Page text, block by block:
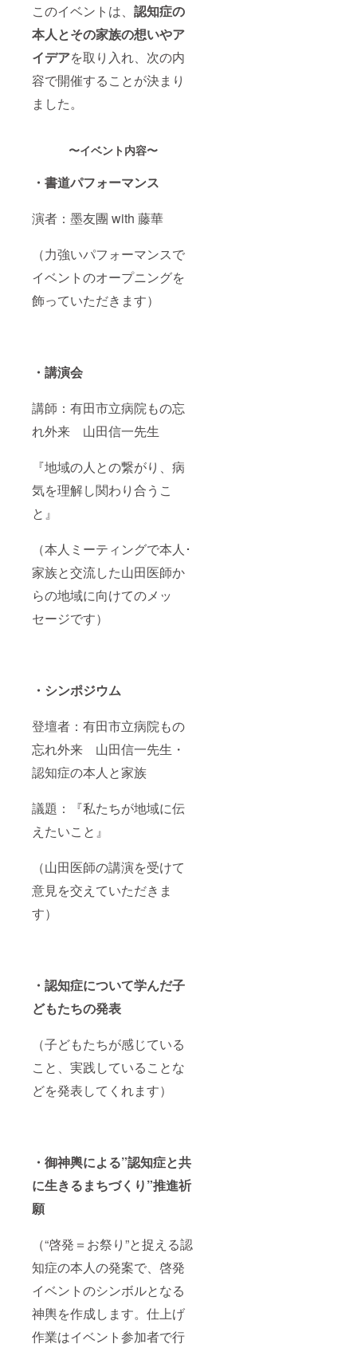
このイベントは、 認知症の
本人とその家族の想いやア
イデアを取り入れ、次の内
容で開催することが決まり
ました。
〜イベント内容〜
・書道パフォーマンス
演者：墨友團 with 藤華
（力強いパフォーマンスで
イベントのオープニングを
飾っていただきます）
・講演会
講師：有田市立病院もの忘
れ外来 山田信一先生
『地域の人との繋がり、病
気を理解し関わり合うこ
と』
（本人ミーティングで本人･
家族と交流した山田医師か
らの地域に向けてのメッ
セージです）
・シンポジウム
登壇者：有田市立病院もの
忘れ外来 山田信一先生・
認知症の本人と家族
議題：『私たちが地域に伝
えたいこと』
（山田医師の講演を受けて
意見を交えていただきま
す）
・認知症について学んだ子
どもたちの発表
（子どもたちが感じている
こと、実践していることな
どを発表してくれます）
・御神輿による”認知症と共
に生きるまちづくり”推進祈
願
（“啓発＝お祭り”と捉える認
知症の本人の発案で、啓発
イベントのシンボルとなる
神輿を作成します。仕上げ
作業はイベント参加者で行